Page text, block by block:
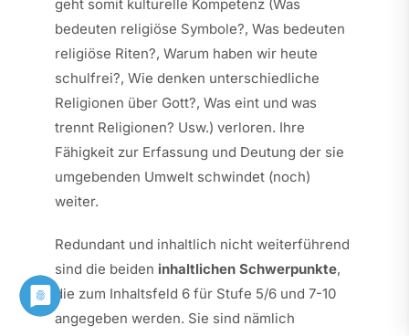
geht somit kulturelle Kompetenz (Was
bedeuten religiöse Symbole?, Was bedeuten
religiöse Riten?, Warum haben wir heute
schulfrei?, Wie denken unterschiedliche
Religionen über Gott?, Was eint und was
trennt Religionen? Usw.) verloren. Ihre
Fähigkeit zur Erfassung und Deutung der sie
umgebenden Umwelt schwindet (noch)
weiter.
Redundant und inhaltlich nicht weiterführend
sind die beiden inhaltlichen Schwerpunkte,
die zum Inhaltsfeld 6 für Stufe 5/6 und 7-10
angegeben werden. Sie sind nämlich